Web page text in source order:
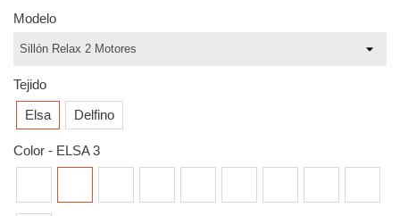
Modelo
Tejido
Elsa
Delfino
Color - ELSA 3